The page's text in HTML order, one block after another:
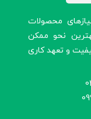
محصولات
نحو ممکن
و تعهد کاری